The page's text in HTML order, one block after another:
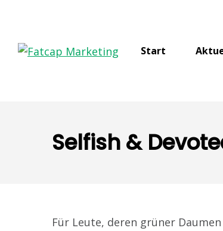
Start
Selfish &
Für Leute, deren grüner